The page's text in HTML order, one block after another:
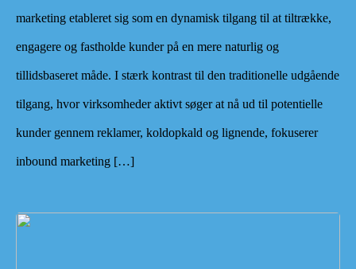
marketing etableret sig som en dynamisk tilgang til at tiltrække,
engagere og fastholde kunder på en mere naturlig og
tillidsbaseret måde. I stærk kontrast til den traditionelle udgående
tilgang, hvor virksomheder aktivt søger at nå ud til potentielle
kunder gennem reklamer, koldopkald og lignende, fokuserer
inbound marketing […]